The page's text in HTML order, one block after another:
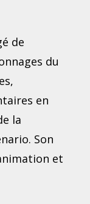
de
du
en
la
Son
et